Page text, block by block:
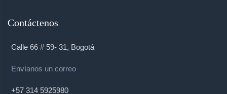
Contáctenos
Calle 66 # 59- 31, Bogotá
Envíanos un correo
+57 314 5925980